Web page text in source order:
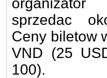
sprzedac
Ceny biletow
VND (25
100).